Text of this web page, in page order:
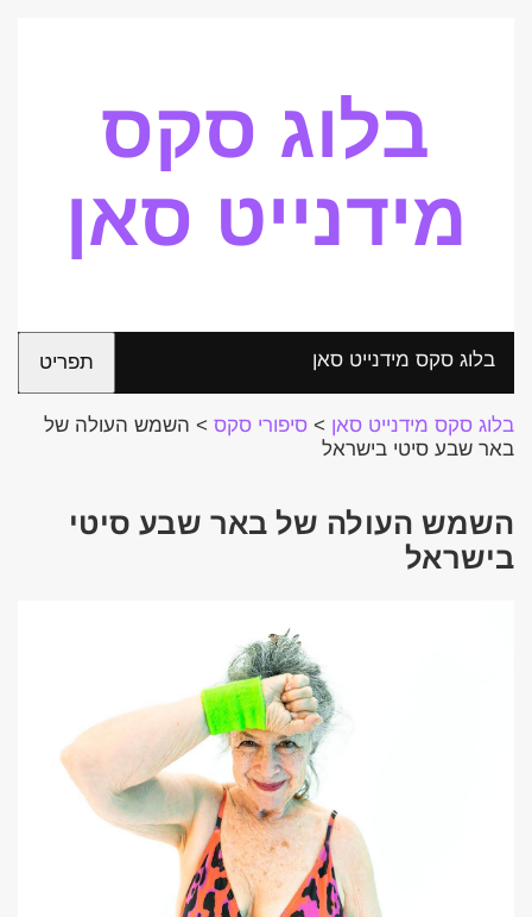
בלוג סקס
מידנייט סאן
בלוג סקס מידנייט סאן תפריט
בלוג סקס מידנייט סאן > סיפורי סקס > השמש העולה של
באר שבע סיטי בישראל
השמש העולה של באר שבע סיטי
בישראל